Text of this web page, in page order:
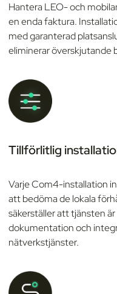
Hantera LEO- och
en enda faktura.
med garanterad
eliminerar överskjutande
Tillförlitlig
Varje Com4-installation
att bedöma de lokala
säkerställer att tjänsten
dokumentation och
nätverkstjänster.